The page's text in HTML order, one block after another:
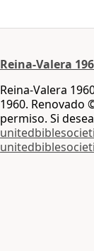
Reina-Valera
Reina-Valera
1960. Renovado
permiso. Si